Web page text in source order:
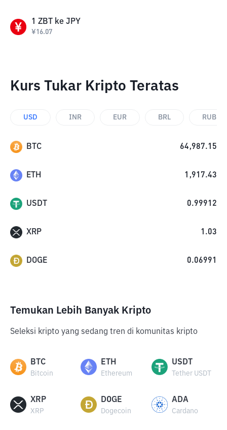
1 ZBT ke JPY
¥16.07
Kurs Tukar Kripto Teratas
USD INR EUR BRL RUB
BTC 64,987.15
ETH 1,917.43
USDT 0.99912
XRP 1.03
DOGE 0.06991
Temukan Lebih Banyak Kripto
Seleksi kripto yang sedang tren di komunitas kripto
BTC
Bitcoin
ETH
Ethereum
USDT
Tether USDT
XRP
XRP
DOGE
Dogecoin
ADA
Cardano